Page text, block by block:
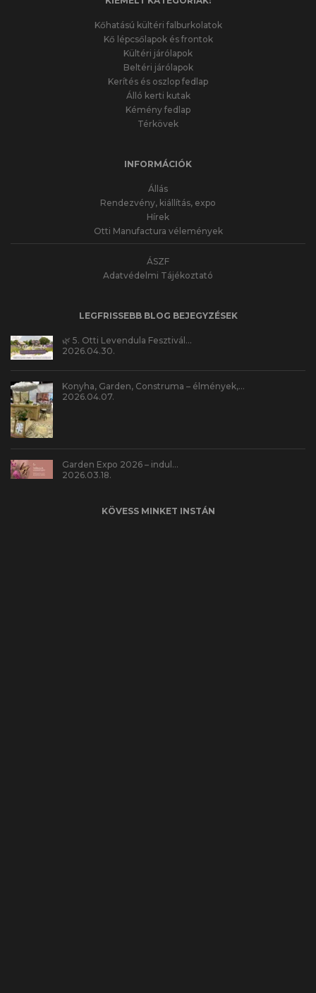
Kőhatású kültéri falburkolatok
Kő lépcsőlapok és frontok
Kültéri járólapok
Beltéri járólapok
Kerítés és oszlop fedlap
Álló kerti kutak
Kémény fedlap
Térkövek
INFORMÁCIÓK
Állás
Rendezvény, kiállítás, expo
Hírek
Otti Manufactura vélemények
ÁSZF
Adatvédelmi Tájékoztató
LEGFRISSEBB BLOG BEJEGYZÉSEK
🌿 5. Otti Levendula Fesztivál…
2026.04.30.
Konyha, Garden, Construma – élmények,…
2026.04.07.
Garden Expo 2026 – indul…
2026.03.18.
KÖVESS MINKET INSTÁN